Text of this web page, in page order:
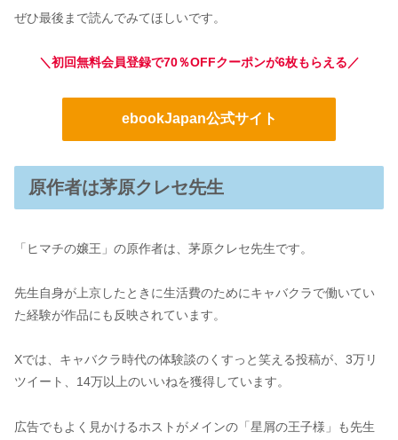
ぜひ最後まで読んでみてほしいです。
＼初回無料会員登録で70％OFFクーポンが6枚もらえる／
ebookJapan公式サイト
原作者は茅原クレセ先生
「ヒマチの嬢王」の原作者は、茅原クレセ先生です。
先生自身が上京したときに生活費のためにキャバクラで働いてい
た経験が作品にも反映されています。
Xでは、キャバクラ時代の体験談のくすっと笑える投稿が、3万リ
ツイート、14万以上のいいねを獲得しています。
広告でもよく見かけるホストがメインの「星屑の王子様」も先生